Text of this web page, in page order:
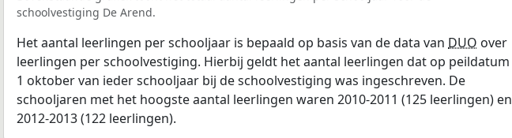
schoolvestiging De Arend.
Het aantal leerlingen per schooljaar is bepaald op basis van de data van DUO over
leerlingen per schoolvestiging. Hierbij geldt het aantal leerlingen dat op peildatum
1 oktober van ieder schooljaar bij de schoolvestiging was ingeschreven. De
schooljaren met het hoogste aantal leerlingen waren 2010-2011 (125 leerlingen) en
2012-2013 (122 leerlingen).